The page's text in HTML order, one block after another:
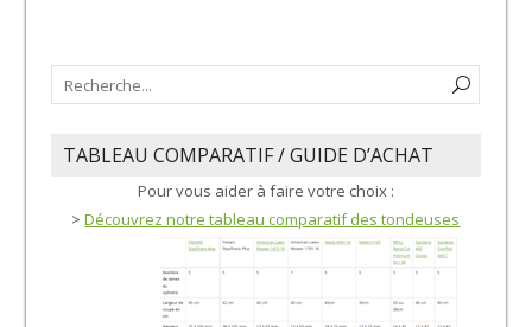
TABLEAU COMPARATIF / GUIDE D’ACHAT
Pour vous aider à faire votre choix :
>Découvrez notre tableau comparatif des tondeuses